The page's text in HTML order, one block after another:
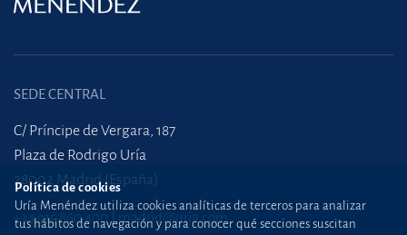
SEDE CENTRAL
C/ Príncipe de Vergara, 187
Plaza de Rodrigo Uría
28002 Madrid (España)
+34 915 860 400 madrid@uria.com
Política de cookies
Uría Menéndez utiliza cookies analíticas de terceros para analizar
tus hábitos de navegación y para conocer qué secciones suscitan